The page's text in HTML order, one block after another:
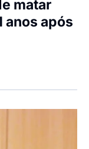
matar
anos após